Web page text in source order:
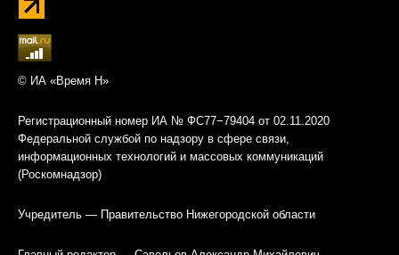
© ИА «Время Н»
Регистрационный номер ИА № ФС77−79404 от 02.11.2020
Федеральной службой по надзору в сфере связи,
информационных технологий и массовых коммуникаций
(Роскомнадзор)
Учредитель — Правительство Нижегородской области